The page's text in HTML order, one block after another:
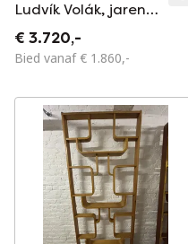
Ludvík Volák, jaren
60-70,
Tsjechoslowakije
€ 3.720,-
Bied vanaf € 1.860,-